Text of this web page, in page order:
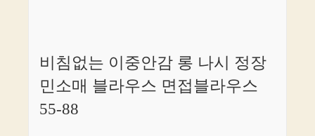
비침없는 이중안감 롱 나시 정장
민소매 블라우스 면접블라우스
55-88